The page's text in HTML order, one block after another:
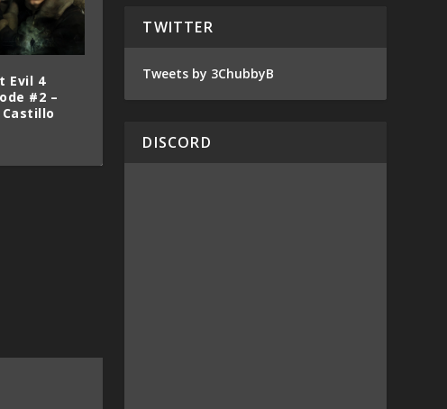
Evil 4
#2 –
TWITTER
Tweets by 3ChubbyB
DISCORD